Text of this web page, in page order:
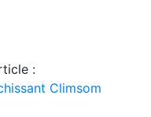
:
Climsom